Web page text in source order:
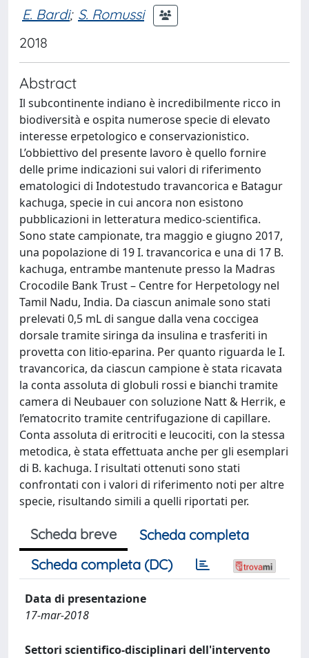
E. Bardi; S. Romussi
2018
Abstract
Il subcontinente indiano è incredibilmente ricco in
biodiversità e ospita numerose specie di elevato
interesse erpetologico e conservazionistico.
L’obbiettivo del presente lavoro è quello fornire
delle prime indicazioni sui valori di riferimento
ematologici di Indotestudo travancorica e Batagur
kachuga, specie in cui ancora non esistono
pubblicazioni in letteratura medico-scientifica.
Sono state campionate, tra maggio e giugno 2017,
una popolazione di 19 I. travancorica e una di 17 B.
kachuga, entrambe mantenute presso la Madras
Crocodile Bank Trust – Centre for Herpetology nel
Tamil Nadu, India. Da ciascun animale sono stati
prelevati 0,5 mL di sangue dalla vena coccigea
dorsale tramite siringa da insulina e trasferiti in
provetta con litio-eparina. Per quanto riguarda le I.
travancorica, da ciascun campione è stata ricavata
la conta assoluta di globuli rossi e bianchi tramite
camera di Neubauer con soluzione Natt & Herrik, e
l’ematocrito tramite centrifugazione di capillare.
Conta assoluta di eritrociti e leucociti, con la stessa
metodica, è stata effettuata anche per gli esemplari
di B. kachuga. I risultati ottenuti sono stati
confrontati con i valori di riferimento noti per altre
specie, risultando simili a quelli riportati per.
Scheda breve
Scheda completa
Scheda completa (DC)
Data di presentazione
17-mar-2018
Settori scientifico-disciplinari dell'intervento